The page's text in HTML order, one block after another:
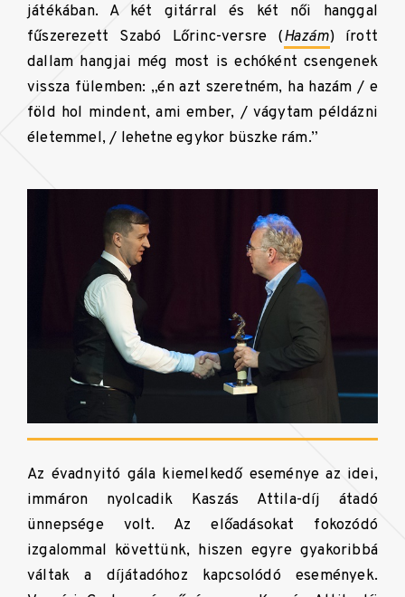
játékában. A két gitárral és két női hanggal
fűszerezett Szabó Lőrinc-versre (Hazám) írott
dallam hangjai még most is echóként csengenek
vissza fülemben: „én azt szeretném, ha hazám / e
föld hol mindent, ami ember, / vágytam példázni
életemmel, / lehetne egykor büszke rám.”
Az évadnyitó gála kiemelkedő eseménye az idei,
immáron nyolcadik Kaszás Attila-díj átadó
ünnepsége volt. Az előadásokat fokozódó
izgalommal követtünk, hiszen egyre gyakoribbá
váltak a díjátadóhoz kapcsolódó események.